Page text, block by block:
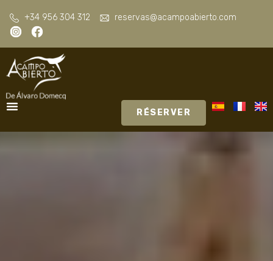
+34 956 304 312 reservas@acampoabierto.com
RÉSERVER